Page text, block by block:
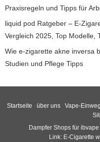
Praxisregeln und Tipps für
liquid pod Ratgeber – E-
Vergleich 2025, Top Modelle,
Wie e-zigarette akne inversa
Studien und Pflege Tipps
Startseite über uns Vape-
Dampfer Shops für
Link: E-Cigarette